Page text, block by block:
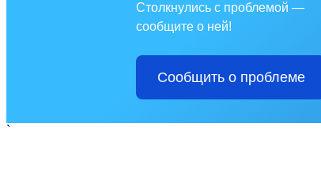
Столкнулись с проблемой —
сообщите о ней!
Сообщить о проблеме
`